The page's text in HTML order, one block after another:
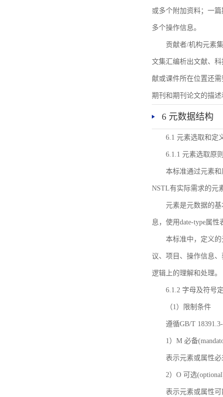
或多个附加资料；一
多个操作信息。
贡献者/机构元素
文集汇编析出文献、
献或课件所在位置还
期刊和期刊论文的描
6 元数据结构
6.1 元素选取和定
6.1.1 元素选取原
本标准通过元素
NSTL有实际需求的元
元素是元数据的
息，使用date-type属
本标准中，定义
议、项目、操作信息
逻辑上的理解和处理。
6.1.2 字母及符号
（1）限制条件
遵循GB/T
1）M 必备
表示元素或属性
2）O 可选
表示元素或属性